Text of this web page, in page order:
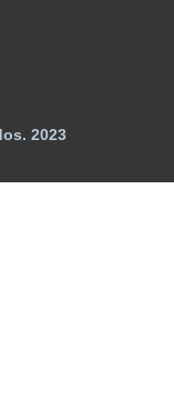
2023